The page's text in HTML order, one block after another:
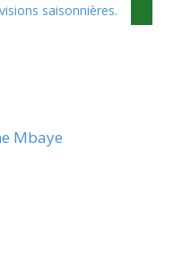
saisonnières.
Mbaye